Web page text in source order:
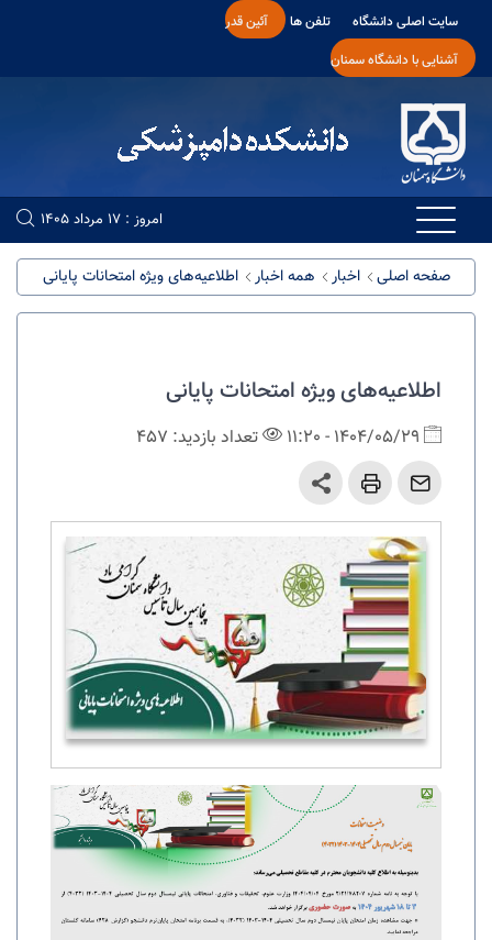
سایت اصلی دانشگاه تلفن ها
آئین قدر
آشنایی با دانشگاه سمنان
امروز : 17 مرداد 1405
صفحه اصلی اخبار همه اخبار اطلاعیه‌های ویژه امتحانات پایانی
اطلاعیه‌های ویژه امتحانات پایانی
1404/05/29 - 11:20 تعداد بازدید: 457